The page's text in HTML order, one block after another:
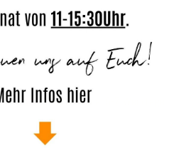
30,49 €
Lieferzeit: ca. 5-7 Werktage